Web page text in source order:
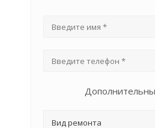
Вид ремонта